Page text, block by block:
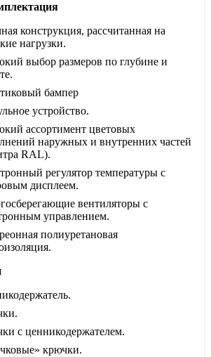
конструкция, рассчитанная на
нагрузки.
выбор размеров по глубине и
бампер
устройство.
ассортимент цветовых
наружных и внутренних частей
RAL).
регулятор температуры с
дисплеем.
вентиляторы с
управлением.
полиуретановая
с ценникодержателем.
крючки.